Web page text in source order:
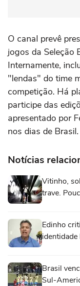
O canal prevê
jogos da Seleção
Internamente,
"lendas" do time
competição. Há
participe das
apresentado por
nos dias de Brasil.
Notícias
Vitinho,
trave.
Edinho
Brasil
Sul-